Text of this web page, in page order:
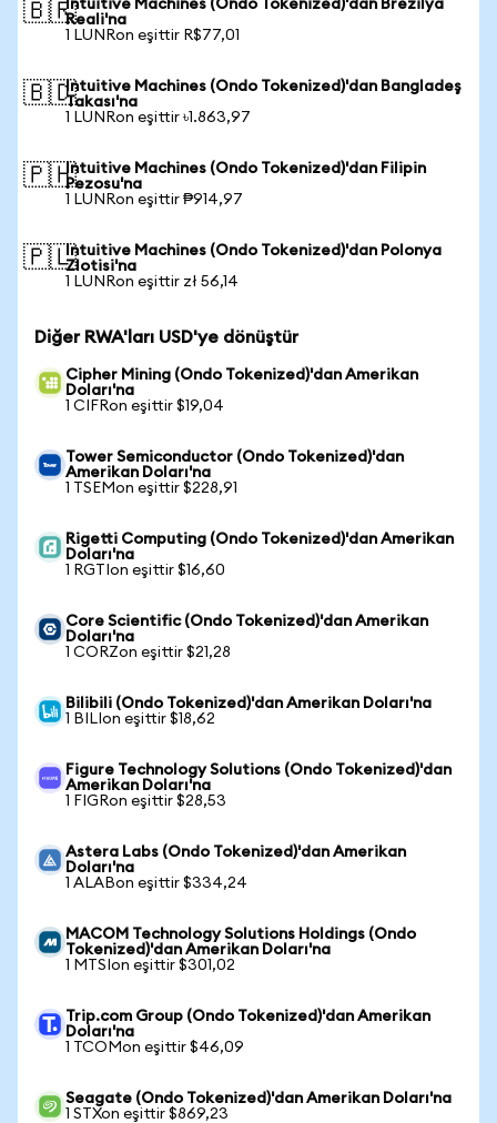
🇧🇷Intuitive Machines (Ondo Tokenized)'dan Brezilya
Reali'na
1 LUNRon eşittir R$77,01
🇧🇩Intuitive Machines (Ondo Tokenized)'dan Bangladeş
Takası'na
1 LUNRon eşittir ৳1.863,97
🇵🇭Intuitive Machines (Ondo Tokenized)'dan Filipin
Pezosu'na
1 LUNRon eşittir ₱914,97
🇵🇱Intuitive Machines (Ondo Tokenized)'dan Polonya
Zlotisi'na
1 LUNRon eşittir zł 56,14
Diğer RWA'ları USD'ye dönüştür
Cipher Mining (Ondo Tokenized)'dan Amerikan
Doları'na
1 CIFRon eşittir $19,04
Tower Semiconductor (Ondo Tokenized)'dan
Amerikan Doları'na
1 TSEMon eşittir $228,91
Rigetti Computing (Ondo Tokenized)'dan Amerikan
Doları'na
1 RGTIon eşittir $16,60
Core Scientific (Ondo Tokenized)'dan Amerikan
Doları'na
1 CORZon eşittir $21,28
Bilibili (Ondo Tokenized)'dan Amerikan Doları'na
1 BILIon eşittir $18,62
Figure Technology Solutions (Ondo Tokenized)'dan
Amerikan Doları'na
1 FIGRon eşittir $28,53
Astera Labs (Ondo Tokenized)'dan Amerikan
Doları'na
1 ALABon eşittir $334,24
MACOM Technology Solutions Holdings (Ondo
Tokenized)'dan Amerikan Doları'na
1 MTSIon eşittir $301,02
Trip.com Group (Ondo Tokenized)'dan Amerikan
Doları'na
1 TCOMon eşittir $46,09
Seagate (Ondo Tokenized)'dan Amerikan Doları'na
1 STXon eşittir $869,23